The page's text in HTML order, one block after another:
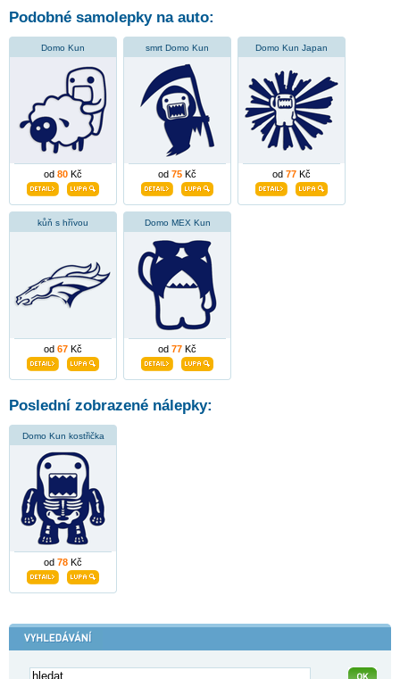
Podobné samolepky na auto:
Domo Kun
od 80 Kč
smrt Domo Kun
od 75 Kč
Domo Kun Japan
od 77 Kč
kůň s hřívou
od 67 Kč
Domo MEX Kun
od 77 Kč
Poslední zobrazené nálepky:
Domo Kun kostřička
od 78 Kč